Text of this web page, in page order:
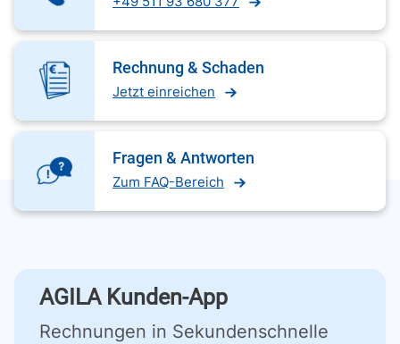
Rechnung & Schaden
Jetzt einreichen
Fragen & Antworten
Zum FAQ-Bereich
AGILA Kunden-App
Rechnungen in Sekundenschnelle